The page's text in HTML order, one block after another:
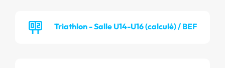
Triathlon - Salle U14-U16 (calculé) / BEF